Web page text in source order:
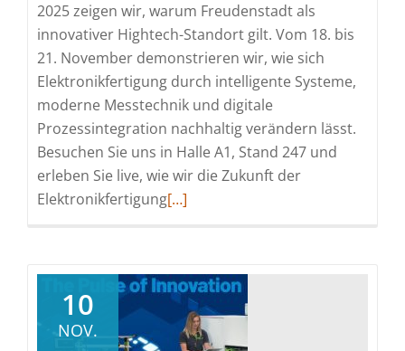
2025 zeigen wir, warum Freudenstadt als
innovativer Hightech-Standort gilt. Vom 18. bis
21. November demonstrieren wir, wie sich
Elektronikfertigung durch intelligente Systeme,
moderne Messtechnik und digitale
Prozessintegration nachhaltig verändern lässt.
Besuchen Sie uns in Halle A1, Stand 247 und
erleben Sie live, wie wir die Zukunft der
ElektronikfertigungRead
auf
der
productronica
[…]
10
NOV.